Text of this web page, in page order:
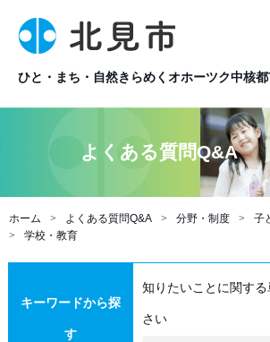
ひと・まち・自然きらめくオホーツク中核
よくある質問Q&A
ホーム よくある質問Q&A 分野・制度
子
学校・教育
キーワードから探
す
知りたいことに関す
さい